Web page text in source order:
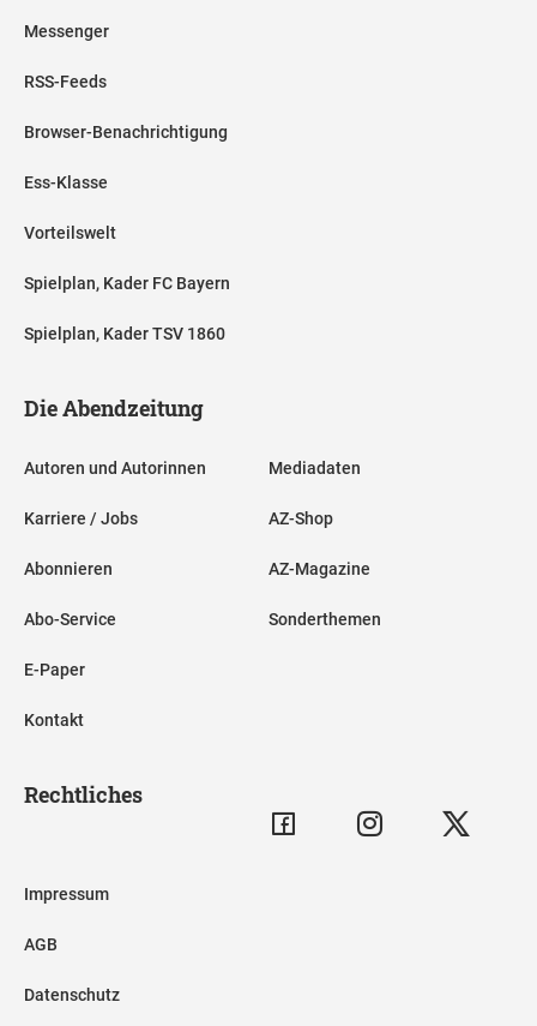
Messenger
RSS-Feeds
Browser-Benachrichtigung
Ess-Klasse
Vorteilswelt
Spielplan, Kader FC Bayern
Spielplan, Kader TSV 1860
Die Abendzeitung
Autoren und Autorinnen
Karriere / Jobs
Abonnieren
Abo-Service
E-Paper
Kontakt
Mediadaten
AZ-Shop
AZ-Magazine
Sonderthemen
Rechtliches
Impressum
AGB
Datenschutz